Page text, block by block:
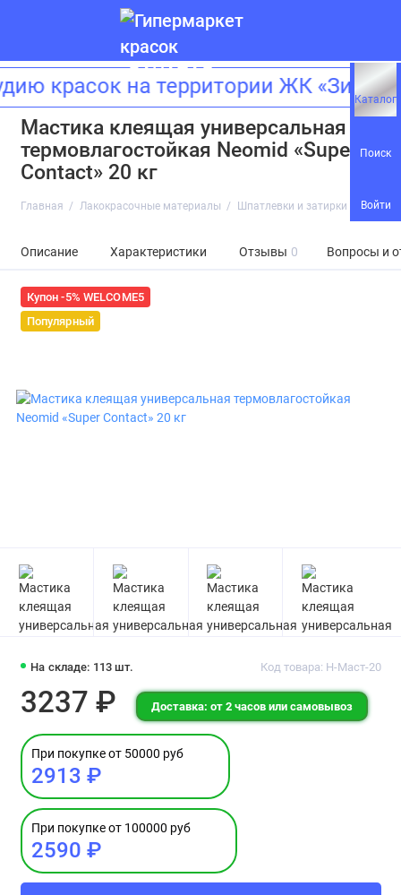
Каталог
Поиск
Войти
красок на территории ЖК
Мастика клеящая универсальная
термовлагостойкая Neomid «Super
Contact» 20 кг
Главная Лакокрасочные материалы Шпатлевки и затирки
Описание Характеристики Отзывы 0 Вопросы и
Купон -5% WELCOME5
Популярный
На складе: 113 шт. Код товара: Н-Маст-20
3237 ₽ Доставка: от 2 часов или самовывоз
При покупке от 50000 руб
2913 ₽
При покупке от 100000 руб
2590 ₽